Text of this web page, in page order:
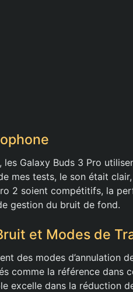
les Galaxy Buds 3 Pro
mes tests, le son était
2 soient compétitifs, la
gestion du bruit de fond.
et Modes de
des modes d’annulation
comme la référence dans
excelle dans la réduction